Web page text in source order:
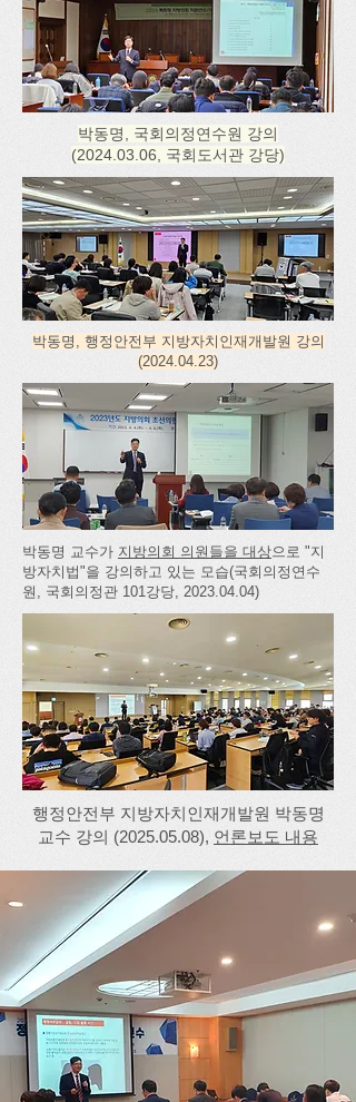
박동명, 국회의정연수원 강의
(2024.03.06 , 국회도서관 강당)
박동명, 행정안전부 지방자치인재개발원 강의
(2024.04.23)
박동명 교수가 지방의회 의원들을 대상으로 "지
방자치법"을 강의하고 있는 모습(국회의정연수
원, 국회의정관 101강당, 2023.04.04)
행정안전부 지방자치인재개발원 박동명
교수 강의 (2025.05.08), 언론보도 내용